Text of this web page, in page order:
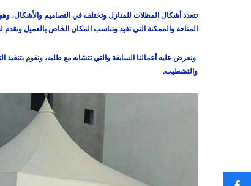
تتعدد أشكال المظلات للمنازل وتختلف في التصاميم والأشكال،
المتاحة والممكنة التي تفيد وتناسب المكان الخاص بالعميل ونقدم
ونعرض عليه أعمالنا السابقة والتي تتشابه مع طلبه، ونقوم بتنفيذ
والتشطيب.